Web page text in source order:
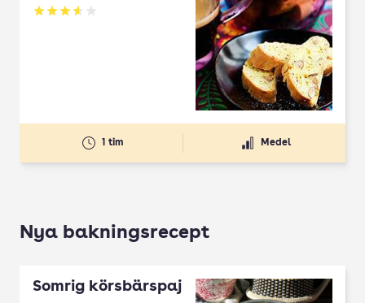
Betyg: 3.59 av 5
1 tim Medel
Nya bakningsrecept
Somrig körsbärspaj